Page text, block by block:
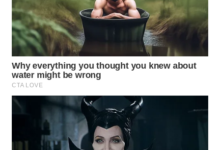
WAHANA
TV
WAHANANEWS
ID
WAHANANEWS
CO ID
NET